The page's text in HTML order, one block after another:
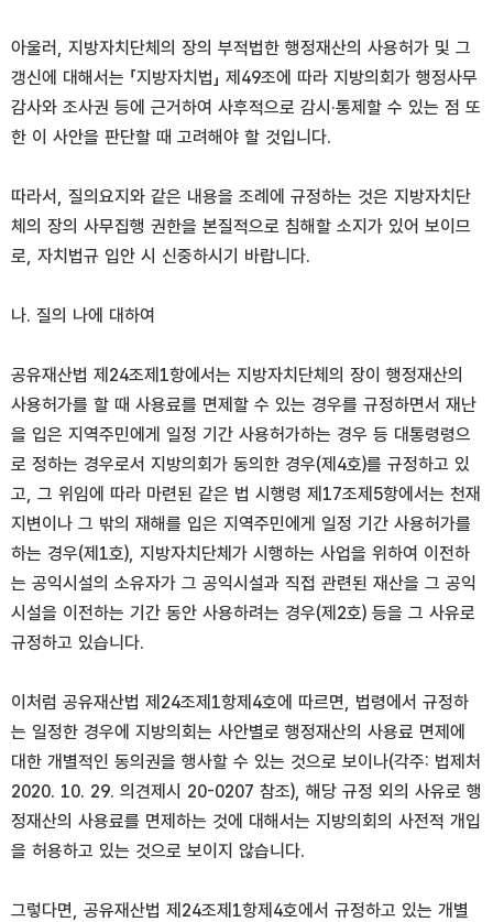
아울러, 지방자치단체의 장의 부적법한 행정재산의 사용허가 및 그
갱신에 대해서는 「지방자치법」 제49조에 따라 지방의회가 행정사무
감사와 조사권 등에 근거하여 사후적으로 감시·통제할 수 있는 점 또
한 이 사안을 판단할 때 고려해야 할 것입니다.
따라서, 질의요지와 같은 내용을 조례에 규정하는 것은 지방자치단
체의 장의 사무집행 권한을 본질적으로 침해할 소지가 있어 보이므
로, 자치법규 입안 시 신중하시기 바랍니다.
나. 질의 나에 대하여
공유재산법 제24조제1항에서는 지방자치단체의 장이 행정재산의
사용허가를 할 때 사용료를 면제할 수 있는 경우를 규정하면서 재난
을 입은 지역주민에게 일정 기간 사용허가하는 경우 등 대통령령으
로 정하는 경우로서 지방의회가 동의한 경우(제4호)를 규정하고 있
고, 그 위임에 따라 마련된 같은 법 시행령 제17조제5항에서는 천재
지변이나 그 밖의 재해를 입은 지역주민에게 일정 기간 사용허가를
하는 경우(제1호), 지방자치단체가 시행하는 사업을 위하여 이전하
는 공익시설의 소유자가 그 공익시설과 직접 관련된 재산을 그 공익
시설을 이전하는 기간 동안 사용하려는 경우(제2호) 등을 그 사유로
규정하고 있습니다.
이처럼 공유재산법 제24조제1항제4호에 따르면, 법령에서 규정하
는 일정한 경우에 지방의회는 사안별로 행정재산의 사용료 면제에
대한 개별적인 동의권을 행사할 수 있는 것으로 보이나(각주: 법제처
2020. 10. 29. 의견제시 20-0207 참조), 해당 규정 외의 사유로 행
정재산의 사용료를 면제하는 것에 대해서는 지방의회의 사전적 개입
을 허용하고 있는 것으로 보이지 않습니다.
그렇다면, 공유재산법 제24조제1항제4호에서 규정하고 있는 개별